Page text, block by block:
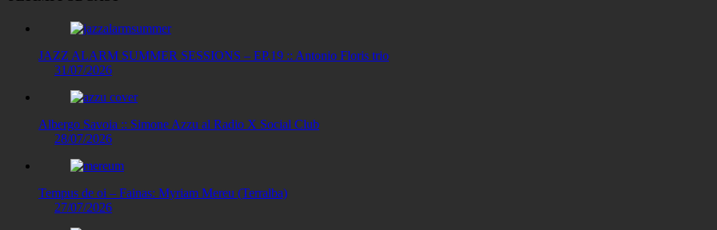
JAZZ ALARM SUMMER SESSIONS – EP.19 :: Antonio Floris trio
31/07/2026
Albergo Savoia :: Simone Azzu al Radio X Social Club
28/07/2026
Tempus de oi – Fainas: Myriam Mereu (Terralba)
27/07/2026